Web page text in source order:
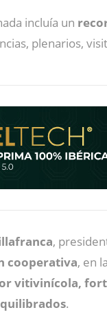
incluía un
plenarios,
,
cooperativa, en
vitivinícola,
.